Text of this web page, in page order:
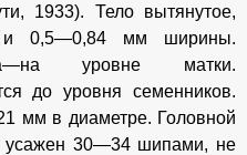
1933). Тело вытянутое,
0,5—0,84 мм ширины.
уровне матки.
до уровня семенников.
мм в диаметре. Головной
усажен 30—34 шипами, не